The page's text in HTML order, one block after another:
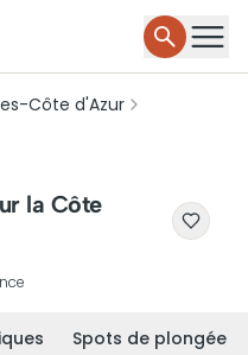
Côte d'Azur
la Côte
Spots de plongée